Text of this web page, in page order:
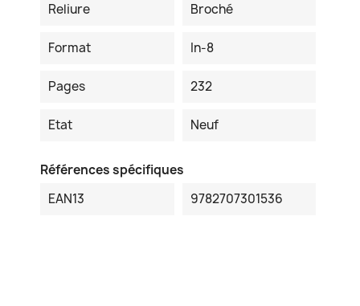
Reliure Broché
Format In-8
Pages 232
Etat Neuf
Références spécifiques
EAN13
9782707301536